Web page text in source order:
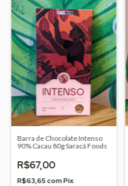
Barra de Chocolate Intenso
90% Cacau 80g Saracá Foods
R$67,00
R$63,65comPix